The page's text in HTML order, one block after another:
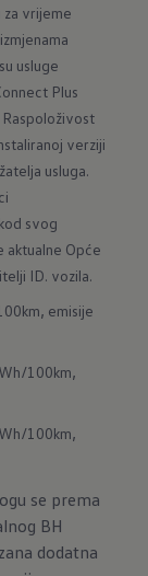
za vrijeme
usluge
Plus
verziji
usluga.
svog
aktualne Opće
ID. vozila.
emisije
100km,
100km,
se prema
BH
dodatna